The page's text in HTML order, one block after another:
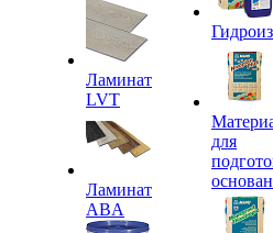
Ламинат
LVT
Ламинат
ABA
для